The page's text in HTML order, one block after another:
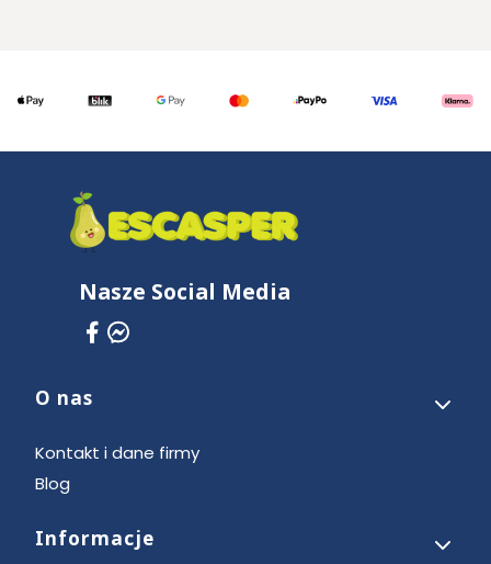
Nasze Social Media
Linki w stopce
O nas
Kontakt i dane firmy
Blog
Informacje